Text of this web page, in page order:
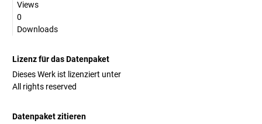
Views
0
Downloads
Lizenz für das Datenpaket
Dieses Werk ist lizenziert unter
All rights reserved
Datenpaket zitieren